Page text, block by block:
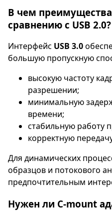
В чем преимущества
сравнению с USB 2.0?
Интерфейс USB 3.0
большую пропускную
высокую частоту
разрешении;
минимальную
времени;
стабильную работу
корректную
Для динамических
образцов и потокового
предпочтительным
Нужен ли C-mount